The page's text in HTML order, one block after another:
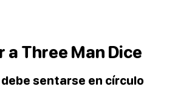
a Three Man Dice
debe sentarse en círculo